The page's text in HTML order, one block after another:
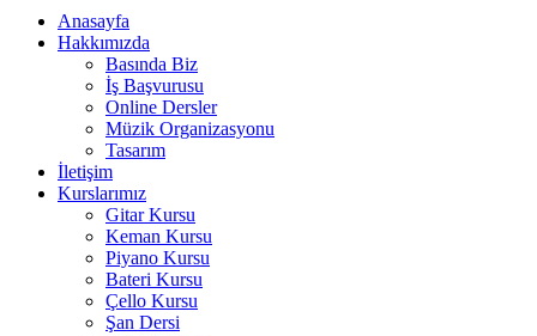
Anasayfa
Hakkımızda
Basında Biz
İş Başvurusu
Online Dersler
Müzik Organizasyonu
Tasarım
İletişim
Kurslarımız
Gitar Kursu
Keman Kursu
Piyano Kursu
Bateri Kursu
Çello Kursu
Şan Dersi